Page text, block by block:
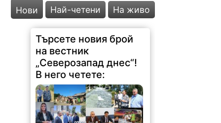
Нови Най-четени На живо
Търсете новия брой
на вестник
„Северозапад днес“!
В него четете: